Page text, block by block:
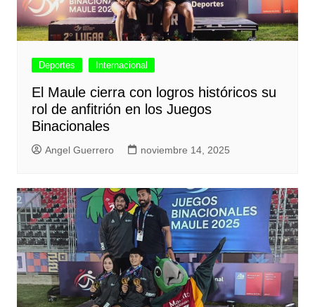
Deportes Internacional
El Maule cierra con logros históricos su
rol de anfitrión en los Juegos
Binacionales
Angel Guerrero noviembre 14, 2025